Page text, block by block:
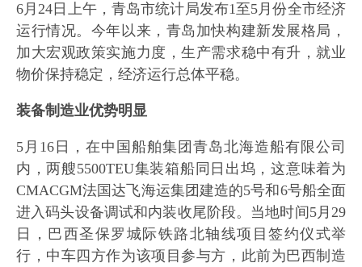
6月24日上午，青岛市统计局发布1至5月份全市经济
运行情况。今年以来，青岛加快构建新发展格局，
加大宏观政策实施力度，生产需求稳中有升，就业
物价保持稳定，经济运行总体平稳。
装备制造业优势明显
5月16日，在中国船舶集团青岛北海造船有限公司
内，两艘5500TEU集装箱船同日出坞，这意味着为
CMACGM法国达飞海运集团建造的5号和6号船全面
进入码头设备调试和内装收尾阶段。当地时间5月29
日，巴西圣保罗城际铁路北轴线项目签约仪式举
行，中车四方作为该项目参与方，此前为巴西制造